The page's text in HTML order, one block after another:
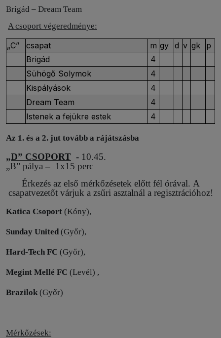
Brigád – Dream Team
A csoport végeredménye:
„C” csapat m gy d v gk
p
Brigád
4
Sühögő Solymok
4
Kispályások
4
Dream Team
4
Istenek a fejükre estek
4
Az 1. és a 2. jut tovább a rájátszásba
„D” CSOPORT - 10.45.
„B” pálya – 1x15 perc
Érkezés az első mérkőzésetek előtt fél órával. A
csapatvezetőt várjuk a zsűri asztalnál a regisztrációhoz!
Katica Csoport (Kóny),
Sunday United (Győr),
Hard-Tech FC (Győr),
Megint Mellé FC (Levél) ,
Brazilok (Győr)
Mérkőzések: